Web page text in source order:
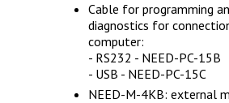
Cable for programming
diagnostics for
computer:
- RS232 - NEED-PC-15B
- USB - NEED-PC-15C
NEED-M-4KB: external